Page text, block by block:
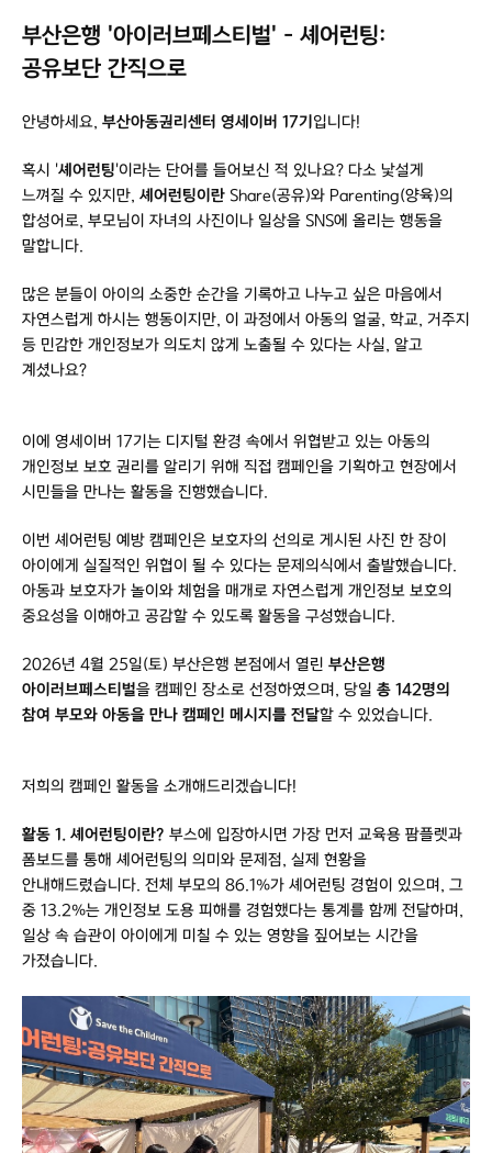
부산은행 '아이러브페스티벌' - 셰어런팅:
공유보단 간직으로
안녕하세요, 부산아동권리센터 영세이버 17기 입니다!
혹시 '셰어런팅'이라는 단어를 들어보신 적 있나요? 다소 낯설게
느껴질 수 있지만, 셰어런팅이란 Share(공유)와 Parenting(양육)의
합성어로, 부모님이 자녀의 사진이나 일상을 SNS에 올리는 행동을
말합니다.
많은 분들이 아이의 소중한 순간을 기록하고 나누고 싶은 마음에서
자연스럽게 하시는 행동이지만, 이 과정에서 아동의 얼굴, 학교, 거주지
등 민감한 개인정보가 의도치 않게 노출될 수 있다는 사실, 알고
계셨나요?
이에 영세이버 17기는 디지털 환경 속에서 위협받고 있는 아동의
개인정보 보호 권리를 알리기 위해 직접 캠페인을 기획하고 현장에서
시민들을 만나는 활동을 진행했습니다.
이번 셰어런팅 예방 캠페인은 보호자의 선의로 게시된 사진 한 장이
아이에게 실질적인 위협이 될 수 있다는 문제의식에서 출발했습니다.
아동과 보호자가 놀이와 체험을 매개로 자연스럽게 개인정보 보호의
중요성을 이해하고 공감할 수 있도록 활동을 구성했습니다.
2026년 4월 25일(토) 부산은행 본점에서 열린 부산은행
아이러브페스티벌을 캠페인 장소로 선정하였으며, 당일 총 142명의
참여 부모와 아동을 만나 캠페인 메시지를 전달할 수 있었습니다.
저희의 캠페인 활동을 소개해드리겠습니다!
활동 1. 셰어런팅이란? 부스에 입장하시면 가장 먼저 교육용 팜플렛과
폼보드를 통해 셰어런팅의 의미와 문제점, 실제 현황을
안내해드렸습니다. 전체 부모의 86.1%가 셰어런팅 경험이 있으며, 그
중 13.2%는 개인정보 도용 피해를 경험했다는 통계를 함께 전달하며,
일상 속 습관이 아이에게 미칠 수 있는 영향을 짚어보는 시간을
가졌습니다.